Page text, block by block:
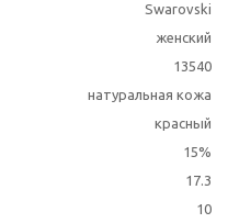
Swarovski
женский
13540
натуральная кожа
красный
15%
17.3
10